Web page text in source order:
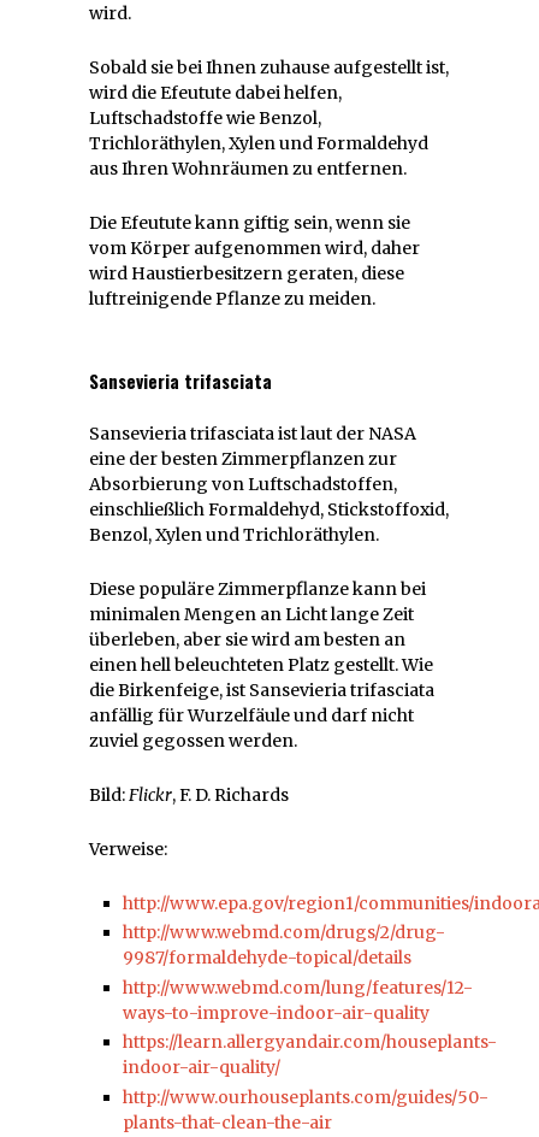
wird.
Sobald sie bei Ihnen zuhause aufgestellt ist,
wird die Efeutute dabei helfen,
Luftschadstoffe wie Benzol,
Trichloräthylen, Xylen und Formaldehyd
aus Ihren Wohnräumen zu entfernen.
Die Efeutute kann giftig sein, wenn sie
vom Körper aufgenommen wird, daher
wird Haustierbesitzern geraten, diese
luftreinigende Pflanze zu meiden.
Sansevieria trifasciata
Sansevieria trifasciata ist laut der NASA
eine der besten Zimmerpflanzen zur
Absorbierung von Luftschadstoffen,
einschließlich Formaldehyd, Stickstoffoxid,
Benzol, Xylen und Trichloräthylen.
Diese populäre Zimmerpflanze kann bei
minimalen Mengen an Licht lange Zeit
überleben, aber sie wird am besten an
einen hell beleuchteten Platz gestellt. Wie
die Birkenfeige, ist Sansevieria trifasciata
anfällig für Wurzelfäule und darf nicht
zuviel gegossen werden.
Bild:Flickr, F. D. Richards
Verweise:
http://www.epa.gov/region1/communities/
http://www.webmd.com/drugs/2/drug-
9987/formaldehyde-topical/details
http://www.webmd.com/lung/features/12-
ways-to-improve-indoor-air-quality
https://learn.allergyandair.com/houseplants-
indoor-air-quality/
http://www.ourhouseplants.com/guides/50-
plants-that-clean-the-air